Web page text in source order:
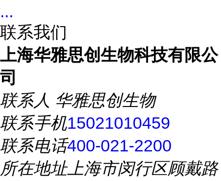
...
联系我们
上海华雅思创生物科技有限公
司
联系人 华雅思创生物
联系手机15021010459
联系电话400-021-2200
所在地址上海市闵行区顾戴路